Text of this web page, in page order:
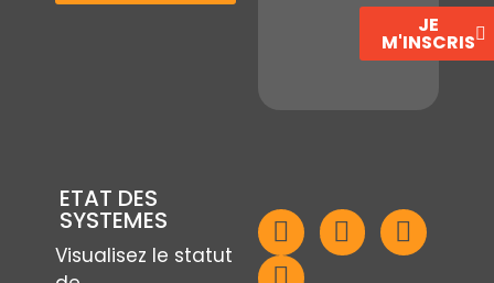
JE
M'INSCRIS
ETAT DES
SYSTEMES
Visualisez le statut